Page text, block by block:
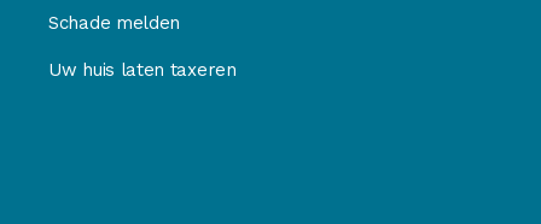
Schade melden
Uw huis laten taxeren